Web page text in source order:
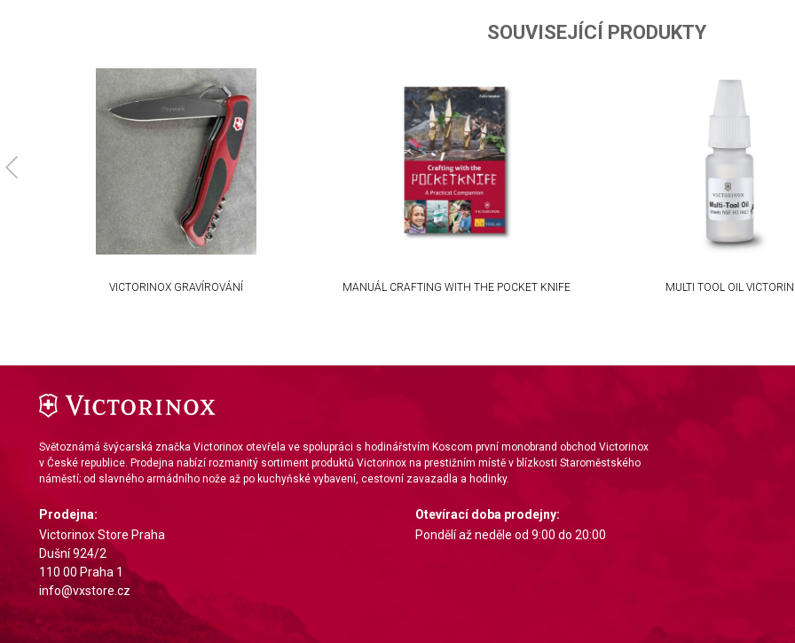
SOUVISEJÍCÍ PRODUKTY
VICTORINOX GRAVÍROVÁNÍ MANUÁL CRAFTING WITH THE POCKET KNIFE MULTI TOOL OIL
Světoznámá švýcarská značka Victorinox otevřela ve spolupráci s hodinářstvím Koscom první monobrand obchod Victorinox
v České republice. Prodejna nabízí rozmanitý sortiment produktů Victorinox na prestižním místě v blízkosti Staroměstského
náměstí; od slavného armádního nože až po kuchyňské vybavení, cestovní zavazadla a hodinky.
Prodejna:
Victorinox Store Praha
Dušní 924/2
110 00 Praha 1
info@vxstore.cz
Otevírací doba prodejny:
Pondělí až neděle od 9:00 do 20:00
Advertising